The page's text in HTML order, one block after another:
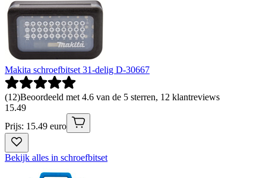
Makita schroefbitset 31-delig D-30667
(12)Beoordeeld met 4.6 van de 5 sterren, 12 klantreviews
15.49
Prijs: 15.49 euro
Bekijk alles in schroefbitset